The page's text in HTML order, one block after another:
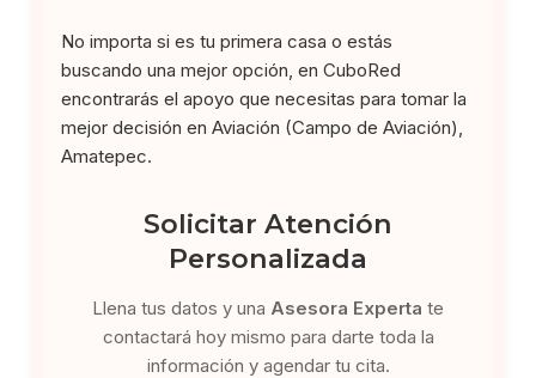
No importa si es tu primera casa o estás
buscando una mejor opción, en CuboRed
encontrarás el apoyo que necesitas para tomar la
mejor decisión en Aviación (Campo de Aviación),
Amatepec.
Solicitar Atención
Personalizada
Llena tus datos y una Asesora Experta te
contactará hoy mismo para darte toda la
información y agendar tu cita.